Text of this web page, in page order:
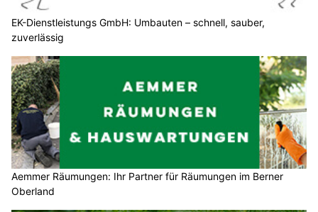
EK-Dienstleistungs GmbH: Umbauten – schnell, sauber,
zuverlässig
Aemmer Räumungen: Ihr Partner für Räumungen im Berner
Oberland